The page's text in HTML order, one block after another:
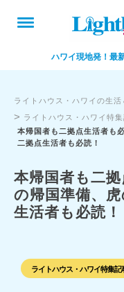
ハワイ現地発！最
ライトハウス・ハワイの生活
> ライトハウス・ハワイ特
本帰国者も二拠点生活者も
二拠点生活者も必読！
本帰国者も二
の帰国準備、
生活者も必読！
ライトハウス・ハワイ特集記